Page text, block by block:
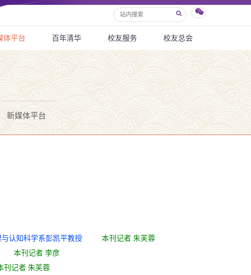
体平台 百年清华 校友服务 校友总会
新媒体平台
与认知科学系彭凯平教授 本刊记者 朱芙蓉
本刊记者 李彦
刊记者 朱芙蓉